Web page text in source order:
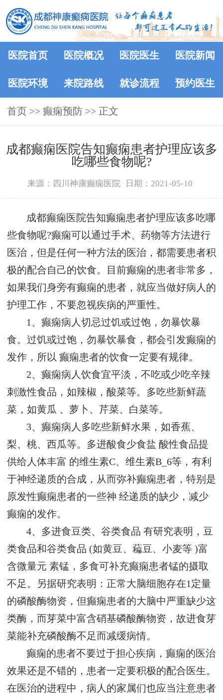
医院首页 医院概况 医院医生 医院新闻
医院环境 来院路线 就诊流程 预约医生
首页 >> 癫痫预防 >> 正文
成都癫痫医院告知癫痫患者护理应该多
吃哪些食物呢?
来源：四川神康癫痫医院 日期：2021-05-10
成都癫痫医院告知癫痫患者护理应该多吃哪
些食物呢?癫痫可以通过手术、药物等方法进行
医治，但是任何一种方法的医治，都需要患者积
极的配合自己的饮食。目前癫痫的患者非常多，
如果我们身旁有癫痫的患者，就应当做好病人的
护理工作，不要忽视疾病的严重性。
1、癫痫病人切忌过饥或过饱，勿暴饮暴
食。过饥或过饱，勿暴饮暴食，都会引发癫痫的
发作，所以 癫痫患者的饮食一定要有规律。
2、癫痫病人饮食宜平淡，不吃或少吃辛辣
刺激性食品，如辣椒，酸菜等。多吃些新鲜蔬
菜，如黄瓜 、萝卜、芹菜、白菜等。
3、癫痫病人多吃些新鲜水果，如香蕉、
梨、桃、西瓜等。多进酸食少食盐 酸性食品提
供给人体丰富 的维生素C、维生素B_6等，有利
于神经递质的合成，从而弥补癫痫患者，特别是
原发性癫痫患者的一些神 经递质的缺少，减少
癫痫的发作。
4、多进食豆类、谷类食品 有研究表明，豆
类食品和谷类食品 (如黄豆、藊豆、小麦等 )富
含微量元 素锰，多食可补充癫痫患者锰的摄取
不足。另据研究表明：正常大脑细胞存在1定量
的磷酸酶物资，但癫痫患者的大脑中严重缺少这
类酶，而芽菜中富含硝基磷酸酶物资，故进食芽
菜能补充磷酸酶不足而减缓病情。
癫痫的患者不要过于担心疾病，癫痫的医治
效果还是不错的，患者一定要积极的配合医生。
在医治的进程中，病人的家属们也应当注意患者